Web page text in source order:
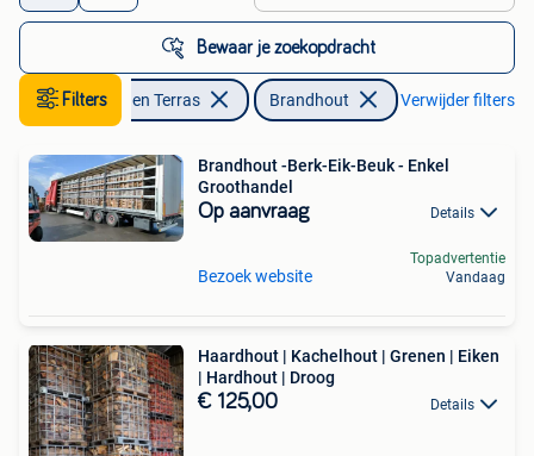
Bewaar je zoekopdracht
FiltersTuin en Terras Brandhout Verwijder filters
Brandhout -Berk-Eik-Beuk - Enkel
Groothandel
Op aanvraag Details
Bezoek website
Topadvertentie
Vandaag
Haardhout | Kachelhout | Grenen | Eiken
| Hardhout | Droog
€ 125,00 Details